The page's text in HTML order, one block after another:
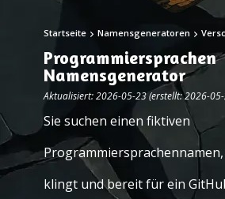
Startseite Namensgeneratoren
Programmiersprachen
Namensgenerator
Aktualisiert: 2026-05-23 (erstellt: 2026-
Sie suchen einen fiktiven
klingt und bereit für ein